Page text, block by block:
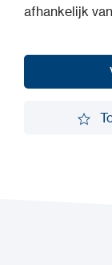
afhankelijk